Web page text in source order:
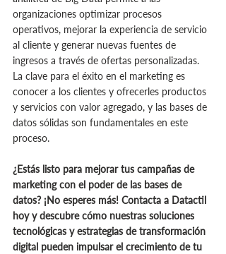
organizaciones optimizar procesos
operativos, mejorar la experiencia de servicio
al cliente y generar nuevas fuentes de
ingresos a través de ofertas personalizadas.
La clave para el éxito en el marketing es
conocer a los clientes y ofrecerles productos
y servicios con valor agregado, y las bases de
datos sólidas son fundamentales en este
proceso.
¿Estás listo para mejorar tus campañas de
marketing con el poder de las bases de
datos? ¡No esperes más! Contacta a Datactil
hoy y descubre cómo nuestras soluciones
tecnológicas y estrategias de transformación
digital pueden impulsar el crecimiento de tu